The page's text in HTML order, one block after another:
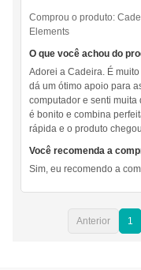
Comprou o produto:
Elements
O que você achou do
Adorei a Cadeira. É
dá um ótimo apoio para
computador e senti muita
é bonito e combina
rápida e o produto
Você recomenda a
Sim, eu recomendo a
Anterior 1